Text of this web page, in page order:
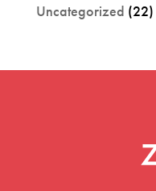
Uncategorized (22)